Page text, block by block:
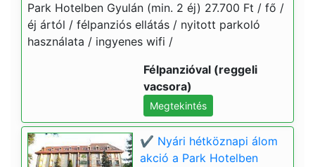
Park Hotelben Gyulán (min. 2 éj) 27.700 Ft / fő /
éj ártól / félpanziós ellátás / nyitott parkoló
használata / ingyenes wifi /
Félpanzióval (reggeli
vacsora)
Megtekintés
✔️ Nyári hétköznapi álom
akció a Park Hotelben